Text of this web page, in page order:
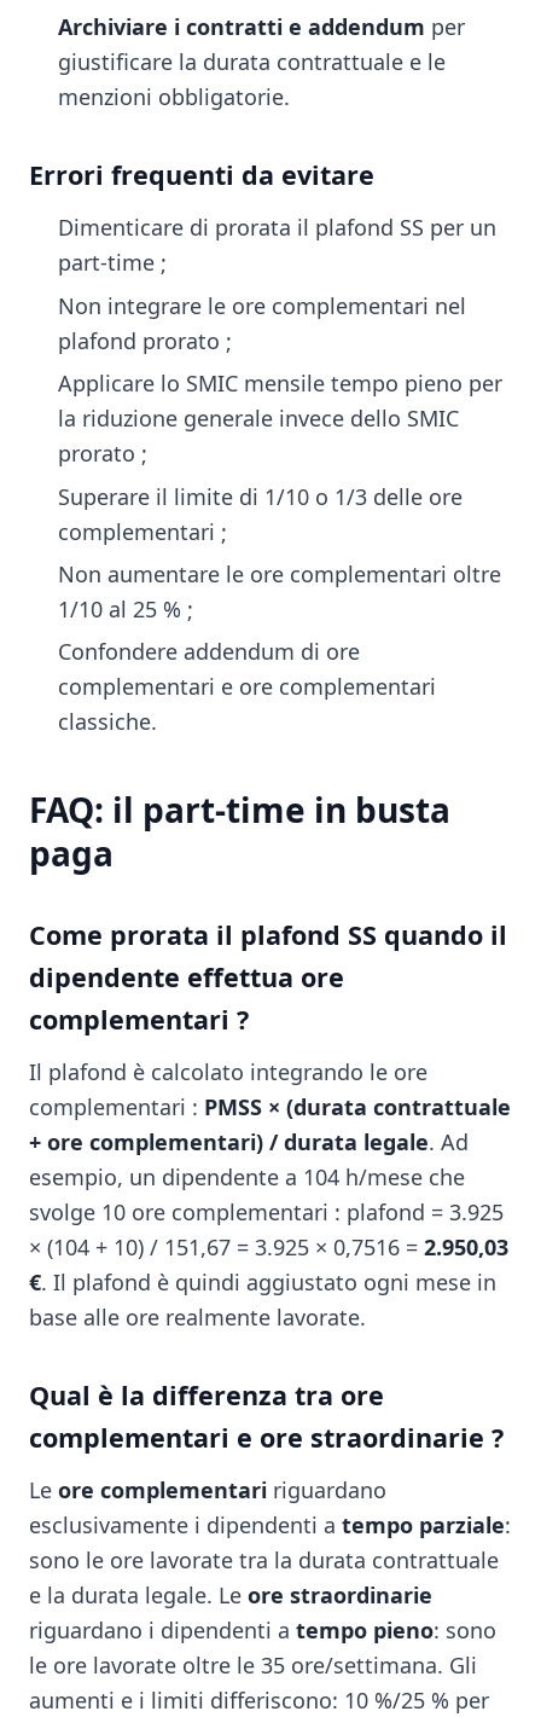
Archiviare i contratti e addendum per
giustificare la durata contrattuale e le
menzioni obbligatorie.
Errori frequenti da evitare
Dimenticare di prorata il plafond SS per un
part-time ;
Non integrare le ore complementari nel
plafond prorato ;
Applicare lo SMIC mensile tempo pieno per
la riduzione generale invece dello SMIC
prorato ;
Superare il limite di 1/10 o 1/3 delle ore
complementari ;
Non aumentare le ore complementari oltre
1/10 al 25 % ;
Confondere addendum di ore
complementari e ore complementari
classiche.
FAQ: il part-time in busta
paga
Come prorata il plafond SS quando il
dipendente effettua ore
complementari ?
Il plafond è calcolato integrando le ore
complementari : PMSS × (durata contrattuale
+ ore complementari) / durata legale. Ad
esempio, un dipendente a 104 h/mese che
svolge 10 ore complementari : plafond = 3.925
× (104 + 10) / 151,67 = 3.925 × 0,7516 = 2.950,03
€. Il plafond è quindi aggiustato ogni mese in
base alle ore realmente lavorate.
Qual è la differenza tra ore
complementari e ore straordinarie ?
Le ore complementari riguardano
esclusivamente i dipendenti a tempo parziale:
sono le ore lavorate tra la durata contrattuale
e la durata legale. Le ore straordinarie
riguardano i dipendenti a tempo pieno: sono
le ore lavorate oltre le 35 ore/settimana. Gli
aumenti e i limiti differiscono: 10 %/25 % per